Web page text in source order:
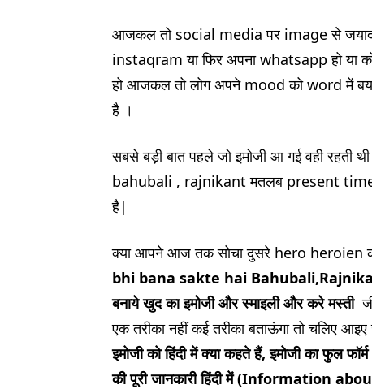
आजकल तो social media पर image से
instaqram या फिर अपना whatsapp हो या
हो आजकल तो लोग अपने mood को word में
है ।
सबसे बड़ी बात पहले जो इमोजी आ गई वही रहती
bahubali , rajnikant मतलब present time में
है|
क्या आपने आज तक सोचा दुसरे hero heroien
bhi bana sakte hai
बनाये खुद का इमोजीऔर स्माइलीऔर करे मस्ती
एक तरीका नहीं कई तरीका बताऊंगा तो चलिए
इमोजी को हिंदी में क्या कहते हैं, इमोजी का फुल
की पूरी जानकारी हिंदी में (Information